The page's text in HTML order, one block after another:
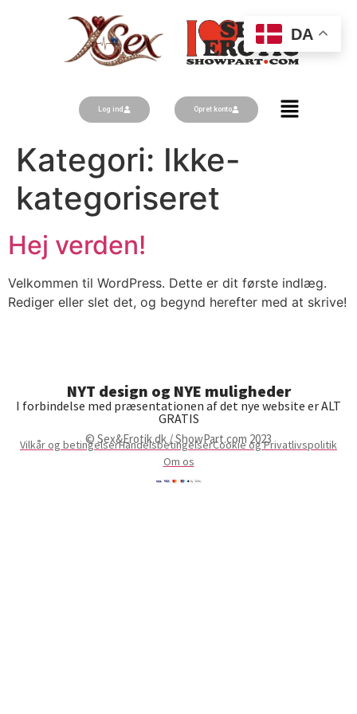
Log ind Opret konto
Kategori: Ikke-
kategoriseret
Hej verden!
Velkommen til WordPress. Dette er dit første indlæg.
Rediger eller slet det, og begynd herefter med at skrive!
NYT design og NYE muligheder
I forbindelse med præsentationen af det nye website er ALT
GRATIS
© Sex&Erotik.dk / ShowPart.com 2023
Vilkår og betingelserHandelsbetingelserCookie og Privatlivspolitik
Om os
DA